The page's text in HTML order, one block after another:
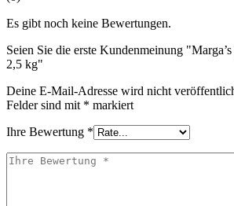
Es gibt noch keine Bewertungen.
Seien Sie die erste Kundenmeinung
2,5 kg"
Deine E-Mail-Adresse wird nicht
Felder sind mit * markiert
Ihre Bewertung *